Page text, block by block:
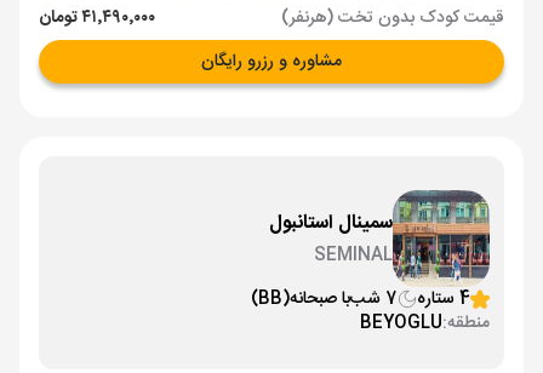
قیمت کودک بدون تخت (هرنفر)
۴۱٬۴۹۰٬۰۰۰ تومان
مشاوره و رزرو رایگان
سمینال استانبول
SEMINAL
4 ستاره
7 شب با صبحانه(BB)
منطقه:BEYOGLU